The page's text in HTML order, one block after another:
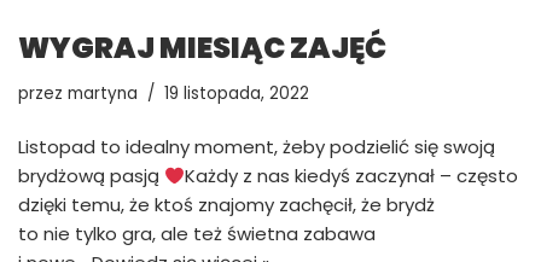
WYGRAJ MIESIĄC ZAJĘĆ
przez martyna 19 listopada, 2022
Listopad to idealny moment, żeby podzielić się swoją
brydżową pasją
Każdy z nas kiedyś zaczynał – często
dzięki temu, że ktoś znajomy zachęcił, że brydż
to nie tylko gra, ale też świetna zabawa